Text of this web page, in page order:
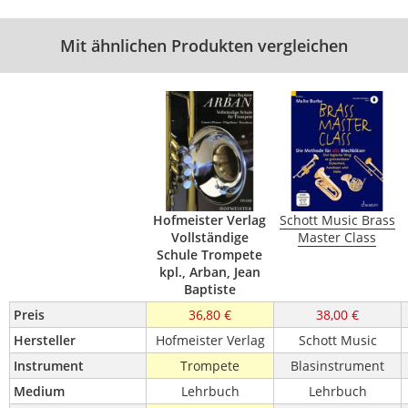
Mit ähnlichen Produkten vergleichen
Hofmeister Verlag
Vollständige
Schule Trompete
kpl., Arban, Jean
Baptiste
Schott Music Brass
Master Class
Preis 36,80 €
38,00 €
Hersteller
Hofmeister Verlag
Schott Music
Instrument
Trompete
Blasinstrument
Medium
Lehrbuch
Lehrbuch